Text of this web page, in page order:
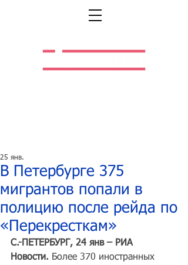
В Петербурге 375
мигрантов попали в
полицию после рейда по
«Перекресткам»
25 янв.
С.-ПЕТЕРБУРГ, 24 янв – РИА
Новости. Более 370 иностранных